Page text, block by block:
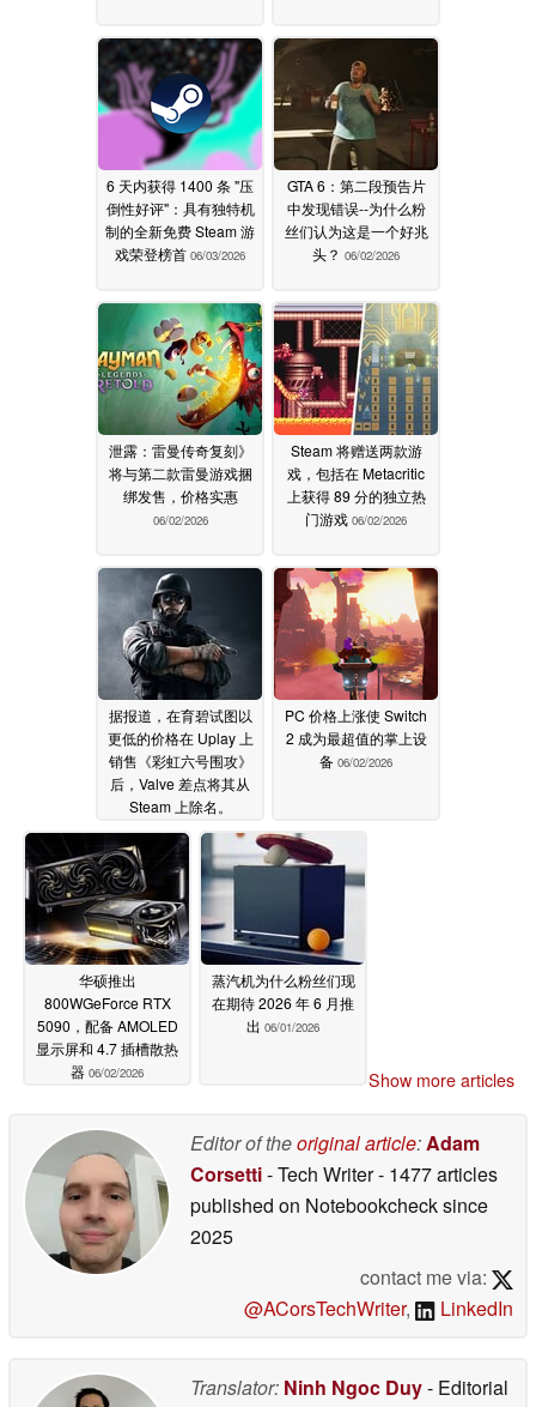
6 天内获得 1400 条 "压
倒性好评"：具有独特机
制的全新免费 Steam 游
戏荣登榜首 06/03/2026
GTA 6：第二段预告片
中发现错误--为什么粉
丝们认为这是一个好兆
头？ 06/02/2026
泄露：雷曼传奇复刻》
将与第二款雷曼游戏捆
绑发售，价格实惠
06/02/2026
Steam 将赠送两款游
戏，包括在 Metacritic
上获得 89 分的独立热
门游戏 06/02/2026
据报道，在育碧试图以
更低的价格在 Uplay 上
销售《彩虹六号围攻》
后，Valve 差点将其从
Steam 上除名。
06/02/2026
PC 价格上涨使 Switch
2 成为最超值的掌上设
备 06/02/2026
华硕推出
800WGeForce RTX
5090，配备 AMOLED
显示屏和 4.7 插槽散热
器 06/02/2026
蒸汽机为什么粉丝们现
在期待 2026 年 6 月推
出 06/01/2026
Show more articles
Editor of theoriginal article:Adam
Corsetti- Tech Writer- 1477 articles
published on Notebookchecksince
2025
contact me via:
@ACorsTechWriter, LinkedIn
Translator: Ninh Ngoc Duy- Editorial